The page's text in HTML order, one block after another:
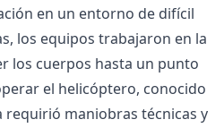
en un entorno de difícil
los equipos trabajaron en la
los cuerpos hasta un punto
el helicóptero, conocido
requirió maniobras técnicas y